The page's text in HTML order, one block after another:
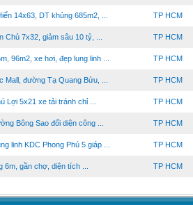
14x63, DT khủng 685m2, ... TP HCM
Chủ 7x32, giảm sâu 10 tỷ, ... TP HCM
96m2, xe hơi, đẹp lung linh ... TP HCM
Mall, đường Tạ Quang Bửu, ... TP HCM
Lợi 5x21 xe tải tránh chỉ ... TP HCM
Bông Sao đối diện công ... TP HCM
linh KDC Phong Phú 5 giáp ... TP HCM
6m, gần chợ, diện tích ... TP HCM